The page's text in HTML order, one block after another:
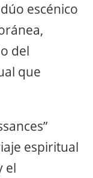
escénico
del
que
espiritual
el